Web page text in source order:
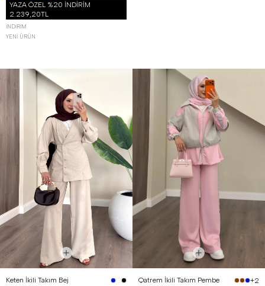
YAZA ÖZEL %20 İNDİRİM
2.239,20TL
İNDIRIM
YENI ÜRÜN
Keten İkili Takım Bej
Qatrem İkili Takım Pembe
+2